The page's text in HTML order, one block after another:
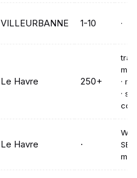
VILLEURBANNE 1-10 ·
Le Havre 250+
·
·
Le Havre ·